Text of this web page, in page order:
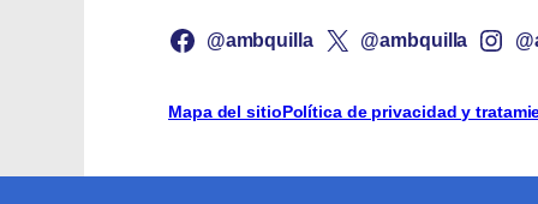
@ambquilla @ambquilla
Mapa del sitioPolítica de privacidad y